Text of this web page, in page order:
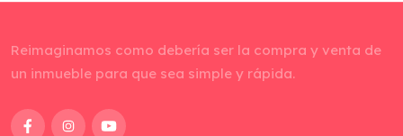
Reimaginamos como debería ser la compra y venta de
un inmueble para que sea simple y rápida.